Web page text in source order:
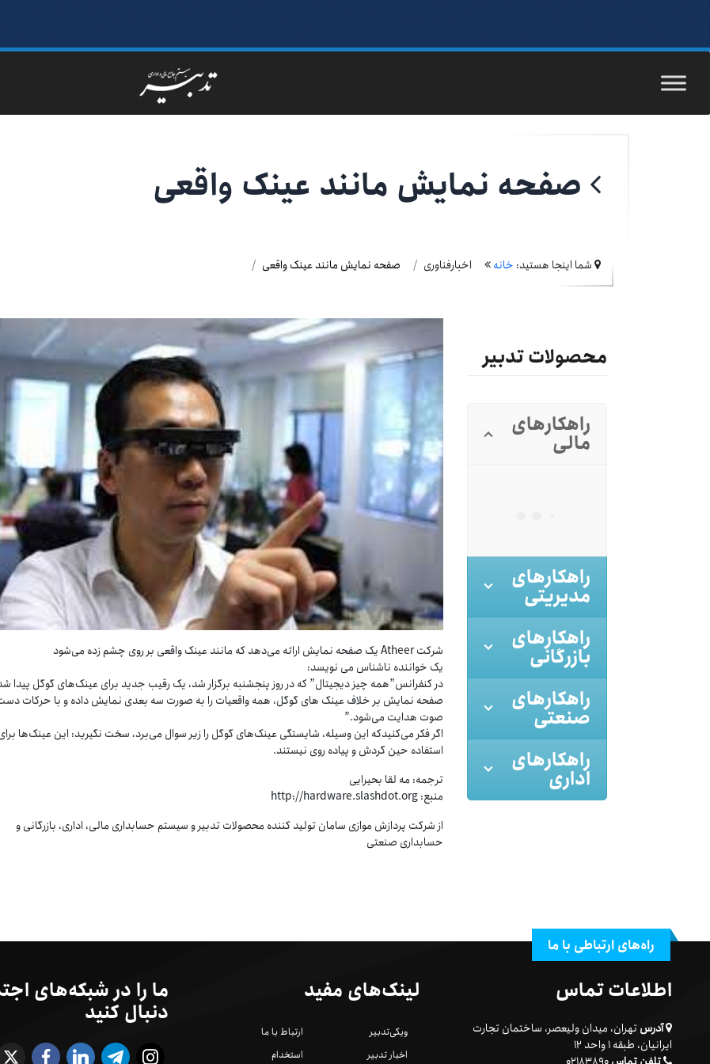
صفحه نمایش مانند عینک واقعی
شما اینجا هستید: خانه اخبارفناوری صفحه نمایش مانند عینک واقعی
شرکت Atheer یک صفحه نمایش‌ ارائه می‌دهد که مانند عینک واقعی بر روی چشم زده می‌شود
یک خواننده ناشناس می نویسد:
در کنفرانس”همه چیز دیجیتال” که در روز پنجشنبه برگزار شد، یک رقیب جدید برای عینک‌های گوگل پیدا
صفحه نمایش بر خلاف عینک های گوگل، همه واقعیات را به صورت سه بعدی نمایش داده و با حرکات
صوت هدایت می‌شود.”
اگر فکر می‌کنیدکه این وسیله، شایستگی عینک‌های گوگل را زیر سوال می‌برد، سخت نگیرید: این عینک‌ها
استفاده حین گردش و پیاده روی نیستند.
ترجمه: مه لقا بحیرایی
منبع: http://hardware.slashdot.org
از شرکت پردازش موازی سامان تولید کننده محصولات تدبیر و سیستم حسابداری مالی، اداری، بازرگانی و
حسابداری صنعتی
محصولات تدبیر
راهکارهای
مالی
راهکارهای
مدیریتی
راهکارهای
بازرگانی
راهکارهای
صنعتی
راهکارهای
اداری
راه‌های ارتباطی با ما
اطلاعات تماس
آدرستهران، میدان ولیعصر، ساختمان تجارت
ایرانیان، طبقه ۱ واحد ۱۲
لینک‌های مفید
ویکی‌تدبیر
اخبار تدبیر
ارتباط با ما
استخدام
ما را در شبکه‌های
دنبال کنید